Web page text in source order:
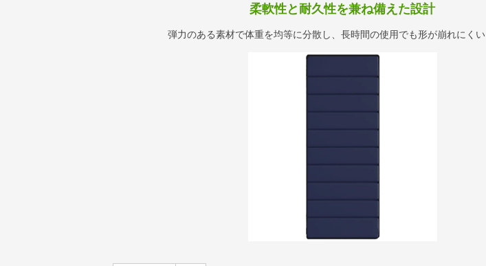
柔軟性と耐久性を兼ね備えた設計
弾力のある素材で体重を均等に分散し、長時間の使用でも形が崩れにくい